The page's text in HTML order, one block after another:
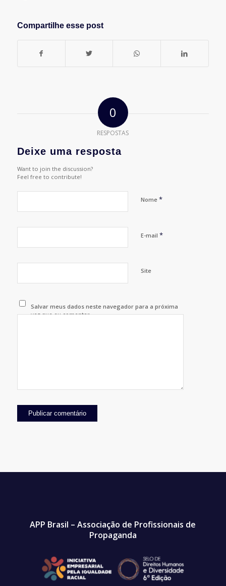
Compartilhe esse post
0
RESPOSTAS
Deixe uma resposta
Want to join the discussion?
Feel free to contribute!
Nome *
E-mail *
Site
Salvar meus dados neste navegador para a próxima
vez que eu comentar.
APP Brasil – Associação de Profissionais de
Propaganda